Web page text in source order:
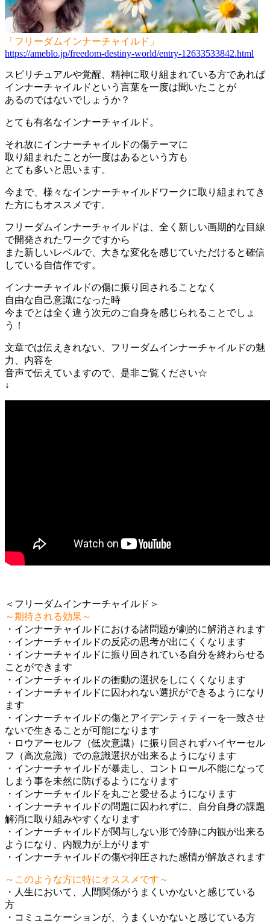
「フリーダムインナーチャイルド」
https://ameblo.jp/freedom-destiny-world/entry-12633533842.html
スピリチュアルや覚醒、精神に取り組まれている方であれば
インナーチャイルドという言葉を一度は聞いたことが
あるのではないでしょうか？
とても有名なインナーチャイルド。
それ故にインナーチャイルドの傷テーマに
取り組まれたことが一度はあるという方も
とても多いと思います。
今まで、様々なインナーチャイルドワークに取り組まれてき
た方にもオススメです。
フリーダムインナーチャイルドは、全く新しい画期的な目線
で開発されたワークですから
また新しいレベルで、大きな変化を感じていただけると確信
している自信作です。
インナーチャイルドの傷に振り回されることなく
自由な自己意識になった時
今までとは全く違う次元のご自身を感じられることでしょ
う！
文章では伝えきれない、フリーダムインナーチャイルドの魅
力、内容を
音声で伝えていますので、是非ご覧ください☆
↓
＜フリーダムインナーチャイルド＞
～期待される効果～
・インナーチャイルドにおける諸問題が劇的に解消されます
・インナーチャイルドの反応の思考が出にくくなります
・インナーチャイルドに振り回されている自分を終わらせる
ことができます
・インナーチャイルドの衝動の選択をしにくくなります
・インナーチャイルドに囚われない選択ができるようになり
ます
・インナーチャイルドの傷とアイデンティティーを一致させ
ないで生きることが可能になります
・ロウアーセルフ（低次意識）に振り回されずハイヤーセル
フ（高次意識）での意識選択が出来るようになります
・インナーチャイルドが暴走し、コントロール不能になって
しまう事を未然に防げるようになります
・インナーチャイルドを丸ごと愛せるようになります
・インナーチャイルドの問題に囚われずに、自分自身の課題
解消に取り組みやすくなります
・インナーチャイルドが関与しない形で冷静に内観が出来る
ようになり、内観力が上がります
・インナーチャイルドの傷や抑圧された感情が解放されます
～このような方に特にオススメです～
・人生において、人間関係がうまくいかないと感じている
方
・コミュニケーションが、うまくいかないと感じている方